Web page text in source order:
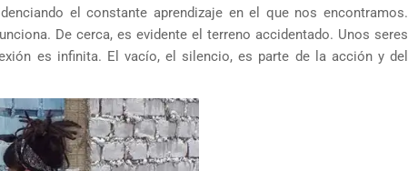
el constante aprendizaje en el que nos encontramos.
De cerca, es evidente el terreno accidentado. Unos seres
es infinita. El vacío, el silencio, es parte de la acción y del